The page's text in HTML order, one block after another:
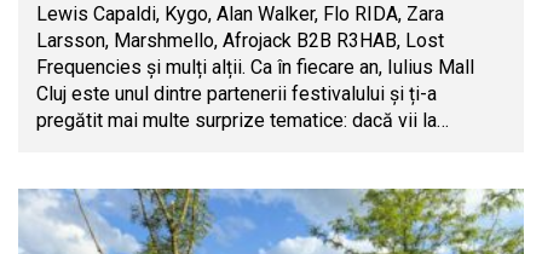
Lewis Capaldi, Kygo, Alan Walker, Flo RIDA, Zara
Larsson, Marshmello, Afrojack B2B R3HAB, Lost
Frequencies și mulți alții. Ca în fiecare an, Iulius Mall
Cluj este unul dintre partenerii festivalului și ți-a
pregătit mai multe surprize tematice: dacă vii la…